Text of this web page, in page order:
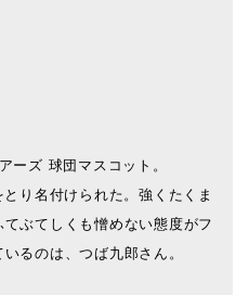
ーズ 球団マスコット。
り名付けられた。強くたくま
ぶてしくも憎めない態度がフ
るのは、つば九郎さん。